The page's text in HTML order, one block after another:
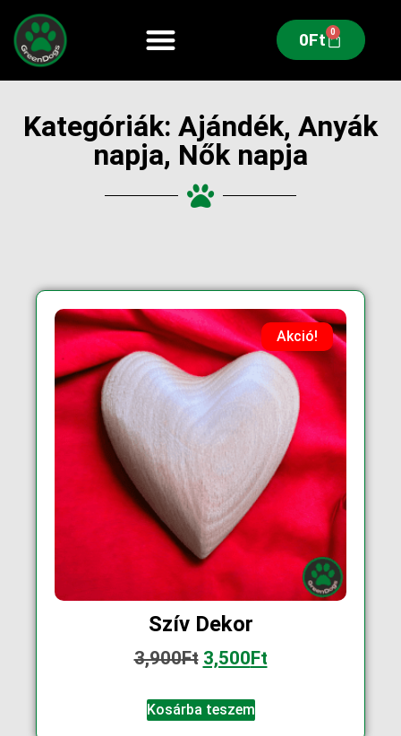
0Ft 0
Kategóriák: Ajándék, Anyák
napja, Nők napja
Akció!
Szív Dekor
3,900Ft 3,500Ft
Kosárba teszem